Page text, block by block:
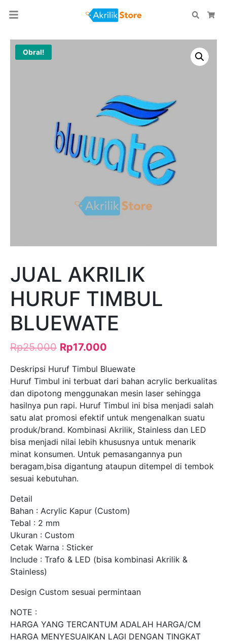
Search
Obral!
JUAL AKRILIK
HURUF TIMBUL
BLUEWATE
Rp25.000 Rp17.000
Deskripsi Huruf Timbul Bluewate
Huruf Timbul ini terbuat dari bahan acrylic berkualitas
dan dipotong menggunakan mesin laser sehingga
hasilnya pun rapi. Huruf Timbul ini bisa menjadi salah
satu alat promosi efektif untuk mengenalkan suatu
produk/brand. Kombinasi Akrilik, Stainless dan LED
bisa menjadi nilai lebih khususnya untuk menarik
minat konsumen. Untuk pemasangannya pun
beragam,bisa digantung ataupun ditempel di tembok
sesuai kebutuhan.
Detail
Bahan : Acrylic Kapur (Custom)
Tebal : 2 mm
Ukuran : Custom
Cetak Warna : Sticker
Include : Trafo & LED (bisa kombinasi Akrilik &
Stainless)
Design Custom sesuai permintaan
NOTE :
HARGA YANG TERCANTUM ADALAH HARGA/CM
HARGA MENYESUAIKAN LAGI DENGAN TINGKAT